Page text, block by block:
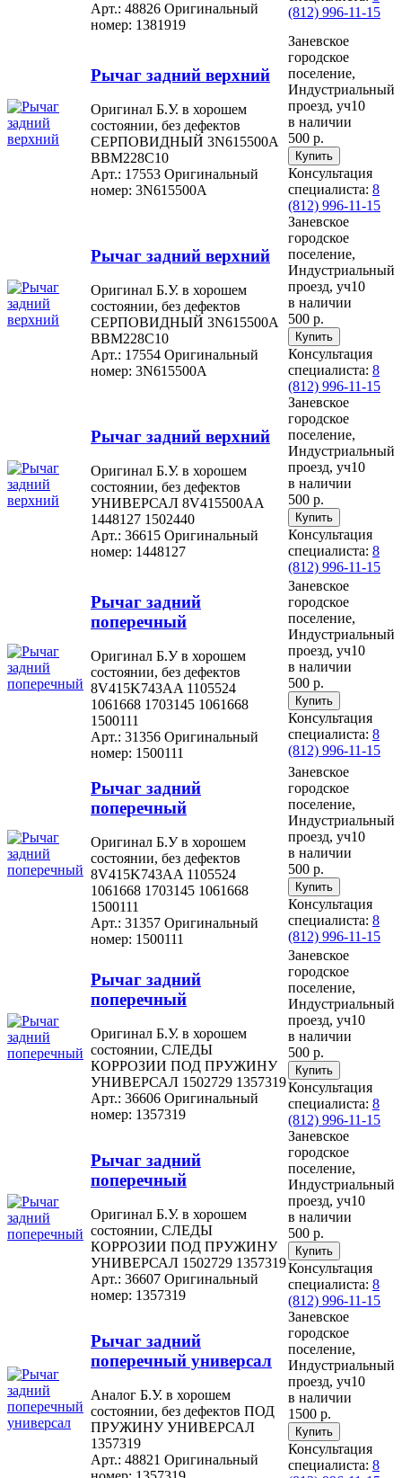
Арт.: 48826 Оригинальный
номер: 1381919
(812) 996-11-15
Рычаг задний верхний
Оригинал Б.У. в хорошем
состоянии, без дефектов
СЕРПОВИДНЫЙ 3N615500A
BBM228C10
Арт.: 17553 Оригинальный
номер: 3N615500A
Заневское
городское
поселение,
Индустриальный
проезд, уч10
в наличии
500 р.
Консультация
специалиста: 8
(812) 996-11-15
Рычаг задний верхний
Оригинал Б.У. в хорошем
состоянии, без дефектов
СЕРПОВИДНЫЙ 3N615500A
BBM228C10
Арт.: 17554 Оригинальный
номер: 3N615500A
Заневское
городское
поселение,
Индустриальный
проезд, уч10
в наличии
500 р.
Консультация
специалиста: 8
(812) 996-11-15
Рычаг задний верхний
Оригинал Б.У. в хорошем
состоянии, без дефектов
УНИВЕРСАЛ 8V415500AA
1448127 1502440
Арт.: 36615 Оригинальный
номер: 1448127
Заневское
городское
поселение,
Индустриальный
проезд, уч10
в наличии
500 р.
Консультация
специалиста: 8
(812) 996-11-15
Рычаг задний
поперечный
Оригинал Б.У в хорошем
состоянии, без дефектов
8V415K743AA 1105524
1061668 1703145 1061668
1500111
Арт.: 31356 Оригинальный
номер: 1500111
Заневское
городское
поселение,
Индустриальный
проезд, уч10
в наличии
500 р.
Консультация
специалиста: 8
(812) 996-11-15
Рычаг задний
поперечный
Оригинал Б.У в хорошем
состоянии, без дефектов
8V415K743AA 1105524
1061668 1703145 1061668
1500111
Арт.: 31357 Оригинальный
номер: 1500111
Заневское
городское
поселение,
Индустриальный
проезд, уч10
в наличии
500 р.
Консультация
специалиста: 8
(812) 996-11-15
Рычаг задний
поперечный
Оригинал Б.У. в хорошем
состоянии, СЛЕДЫ
КОРРОЗИИ ПОД ПРУЖИНУ
УНИВЕРСАЛ 1502729 1357319
Арт.: 36606 Оригинальный
номер: 1357319
Заневское
городское
поселение,
Индустриальный
проезд, уч10
в наличии
500 р.
Консультация
специалиста: 8
(812) 996-11-15
Рычаг задний
поперечный
Оригинал Б.У. в хорошем
состоянии, СЛЕДЫ
КОРРОЗИИ ПОД ПРУЖИНУ
УНИВЕРСАЛ 1502729 1357319
Арт.: 36607 Оригинальный
номер: 1357319
Заневское
городское
поселение,
Индустриальный
проезд, уч10
в наличии
500 р.
Консультация
специалиста: 8
(812) 996-11-15
Рычаг задний
поперечный универсал
Аналог Б.У. в хорошем
состоянии, без дефектов ПОД
ПРУЖИНУ УНИВЕРСАЛ
1357319
Арт.: 48821 Оригинальный
Заневское
городское
поселение,
Индустриальный
проезд, уч10
в наличии
1500 р.
Консультация
специалиста: 8